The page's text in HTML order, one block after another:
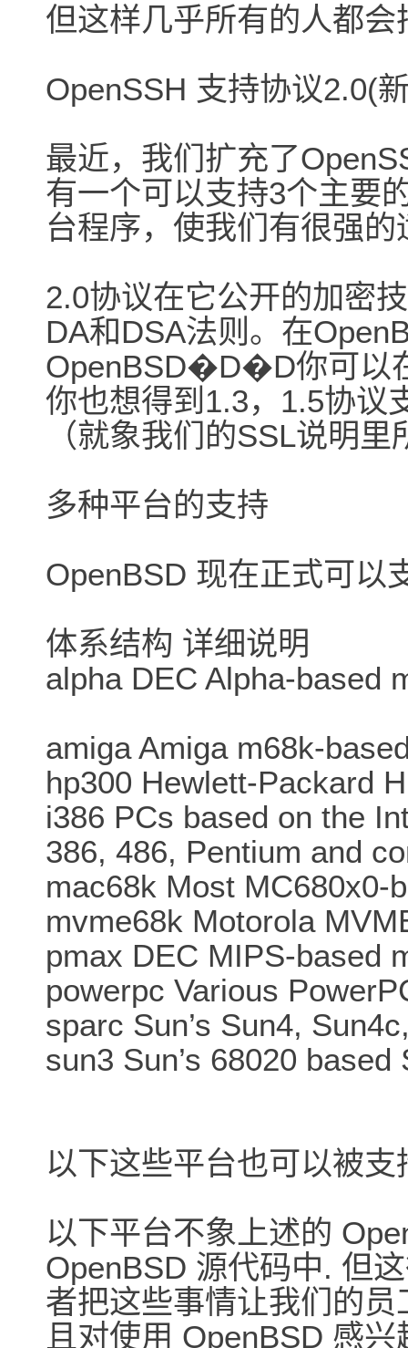
但这样几乎所有的人都
OpenSSH 支持协议2.0(
最近，我们扩充了
有一个可以支持3个主要
台程序，使我们有很强的
2.0协议在它公开的加密
DA和DSA法则。在
OpenBSD�D�D你可以
你也想得到1.3，1.5协议
（就象我们的SSL说明
多种平台的支持
OpenBSD 现在正式可以
体系结构 详细说明
alpha DEC Alpha-based
amiga Amiga m68k-
hp300 Hewlett-Packard
i386 PCs based on the
386, 486, Pentium and
mac68k Most MC680x0-
mvme68k Motorola
pmax DEC MIPS-based
powerpc Various
sparc Sun’s Sun4,
sun3 Sun’s 68020 based
以下这些平台也可以被支
以下平台不象上述的
OpenBSD 源代码中. 但
者把这些事情让我们的
且对使用 OpenBSD 感